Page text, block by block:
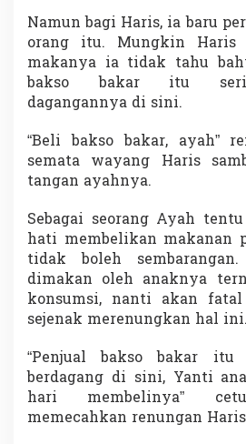
Namun bagi Haris, ia baru
orang itu. Mungkin Haris
makanya ia tidak tahu
bakso bakar itu
dagangannya di sini.
“Beli bakso bakar, ayah”
semata wayang Haris
tangan ayahnya.
Sebagai seorang Ayah
hati membelikan makanan
tidak boleh
dimakan oleh anaknya
konsumsi, nanti akan
sejenak merenungkan hal ini.
“Penjual bakso bakar itu
berdagang di sini, Yanti
hari membelinya”
memecahkan renungan